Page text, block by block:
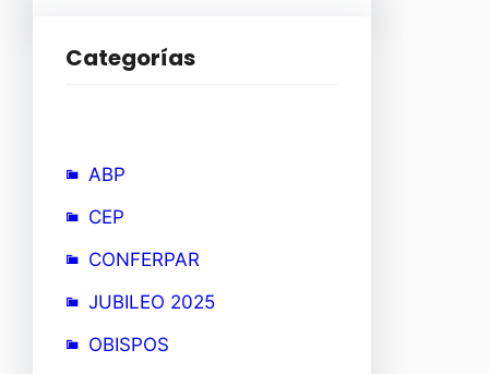
Categorías
ABP
CEP
CONFERPAR
JUBILEO 2025
OBISPOS